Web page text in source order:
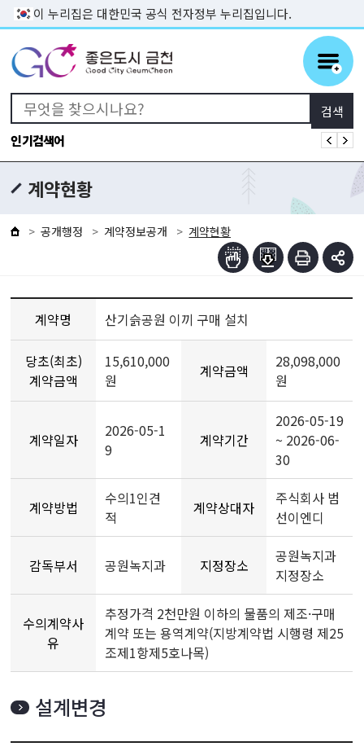
본문 바로가기
이 누리집은 대한민국 공식 전자정부 누리집입니다.
인기검색어
계약현황
공개행정 계약정보공개 계약현황
계약명 산기슭공원 이끼 구매 설치
당초(최초)
계약금액
15,610,000
원
계약금액
28,098,000
원
계약일자
2026-05-1
9
계약기간
2026-05-19
~ 2026-06-
30
계약방법
수의1인견
적
계약상대자
주식회사 범
선이엔디
감독부서 공원녹지과 지정장소
공원녹지과
지정장소
수의계약사
유
추정가격 2천만원 이하의 물품의 제조·구매
계약 또는 용역계약(지방계약법 시행령 제25
조제1항제5호나목)
설계변경